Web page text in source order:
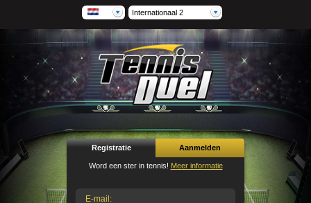
Internationaal 2
Registratie Aanmelden
Word een ster in tennis! Meer informatie
E-mail: